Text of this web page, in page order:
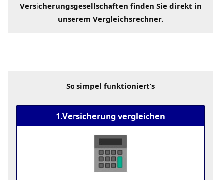
Versicherungsgesellschaften finden Sie direkt in
unserem Vergleichsrechner.
So simpel funktioniert’s
1.Versicherung vergleichen